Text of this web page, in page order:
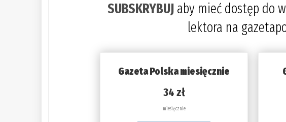
SUBSKRYBUJ aby mieć dostęp do
lektora na
Gazeta Polska miesięcznie
34 zł
miesięcznie